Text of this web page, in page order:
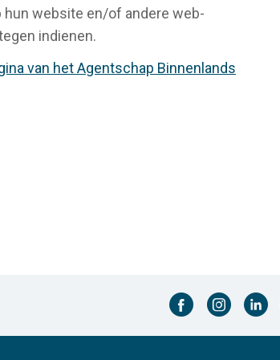
hun website en/of andere web-
indienen.
van het Agentschap Binnenlands
facebook-cirkel instagram-cirkel linkedin-cirkel